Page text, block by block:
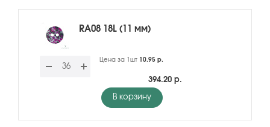
RA08 18L (11 мм)
Цена за 1шт 10.95 р.
394.20 р.
В корзину